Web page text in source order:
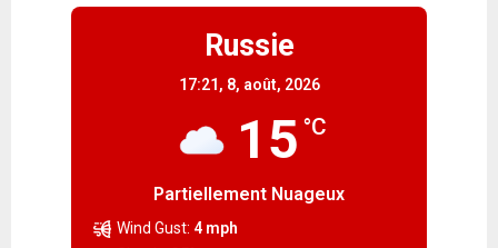
Russie
17:21, 8, août, 2026
15 °C
Partiellement Nuageux
Wind Gust: 4 mph